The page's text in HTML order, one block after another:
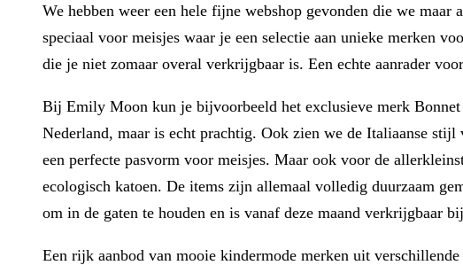
We hebben weer een hele fijne webshop gevonden die we
speciaal voor meisjes waar je een selectie aan unieke merken
die je niet zomaar overal verkrijgbaar is. Een echte aanrader
Bij Emily Moon kun je bijvoorbeeld het exclusieve merk
Nederland, maar is echt prachtig. Ook zien we de Italiaanse
een perfecte pasvorm voor meisjes. Maar ook voor de
ecologisch katoen. De items zijn allemaal volledig duurzaam
om in de gaten te houden en is vanaf deze maand
Een rijk aanbod van mooie kindermode merken uit